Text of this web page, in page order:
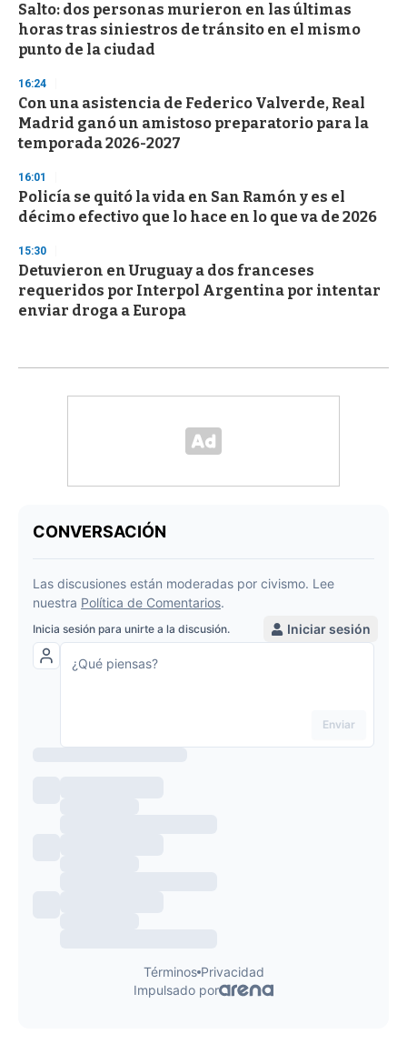
Salto: dos personas murieron en las últimas
horas tras siniestros de tránsito en el mismo
punto de la ciudad
16:24
Con una asistencia de Federico Valverde, Real
Madrid ganó un amistoso preparatorio para la
temporada 2026-2027
16:01
Policía se quitó la vida en San Ramón y es el
décimo efectivo que lo hace en lo que va de 2026
15:30
Detuvieron en Uruguay a dos franceses
requeridos por Interpol Argentina por intentar
enviar droga a Europa